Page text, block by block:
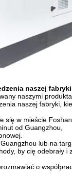
naszej fabryki
naszymi
naszej fabryki,
się w mieście
od Guangzhou,
lub na
by cię odebrały i
o